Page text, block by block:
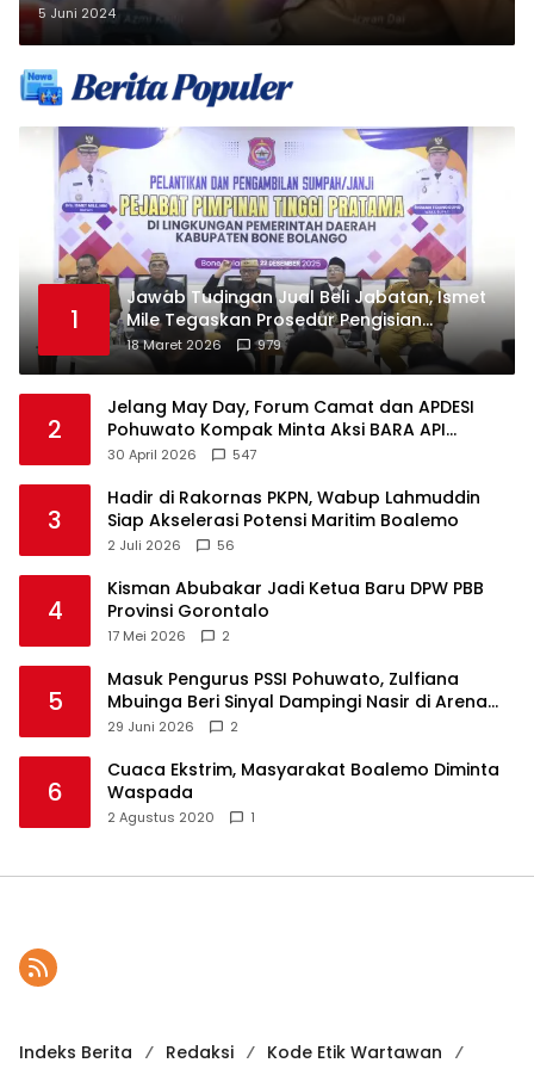
5 Juni 2024
1
Jawab Tudingan Jual Beli Jabatan, Ismet
Mile Tegaskan Prosedur Pengisian
Jabatan
18 Maret 2026 979
2
Jelang May Day, Forum Camat dan APDESI
Pohuwato Kompak Minta Aksi BARA API
Ditunda
30 April 2026 547
3
Hadir di Rakornas PKPN, Wabup Lahmuddin
Siap Akselerasi Potensi Maritim Boalemo
2 Juli 2026 56
4
Kisman Abubakar Jadi Ketua Baru DPW PBB
Provinsi Gorontalo
17 Mei 2026 2
5
Masuk Pengurus PSSI Pohuwato, Zulfiana
Mbuinga Beri Sinyal Dampingi Nasir di Arena
Politik ?
29 Juni 2026 2
6
Cuaca Ekstrim, Masyarakat Boalemo Diminta
Waspada
2 Agustus 2020 1
Indeks Berita Redaksi Kode Etik Wartawan